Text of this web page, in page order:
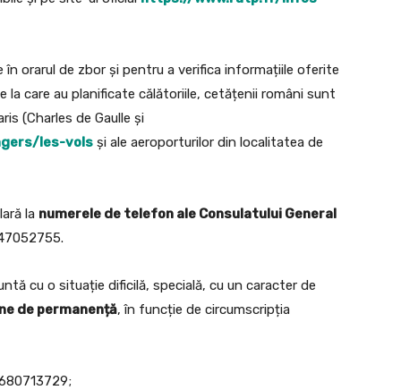
în orarul de zbor și pentru a verifica informațiile oferite
la care au planificate călătoriile, cetățenii români sunt
(Charles de Gaulle și
les-vols și ale aeroporturilor din localitatea de
la numerele de telefon ale Consulatului General
cu o situație dificilă, specială, cu un caracter de
de permanență, în funcție de circumscripția